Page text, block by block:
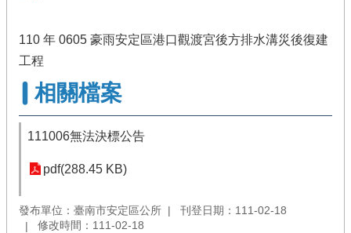
110 年 0605 豪雨安定區港口觀渡宮後方排水溝災後復建
工程
相關檔案
111006無法決標公告
pdf(288.45 KB)
發布單位：臺南市安定區公所
刊登日期：111-02-18
修改時間：111-02-18